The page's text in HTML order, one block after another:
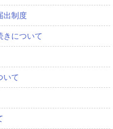
出制度
きについて
いて